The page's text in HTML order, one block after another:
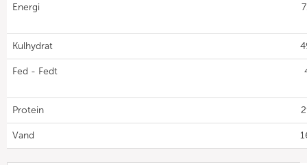
Energi
Kulhydrat
Fed - Fedt
Protein
Vand